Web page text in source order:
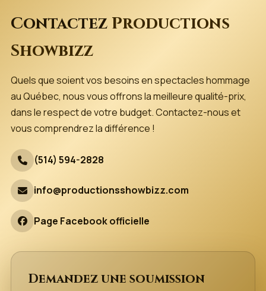
Contactez Productions
Showbizz
Quels que soient vos besoins en spectacles hommage
au Québec, nous vous offrons la meilleure qualité-prix,
dans le respect de votre budget. Contactez-nous et
vous comprendrez la différence !
(514) 594-2828
info@productionsshowbizz.com
Page Facebook officielle
Demandez une soumission